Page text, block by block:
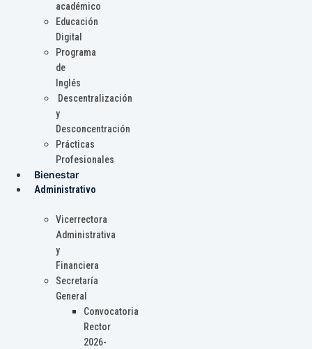
académico
Educación
Digital
Programa
de
Inglés
Descentralización
y
Desconcentración
Prácticas
Profesionales
Bienestar
Administrativo
Vicerrectora
Administrativa
y
Financiera
Secretaría
General
Convocatoria
Rector
2026-